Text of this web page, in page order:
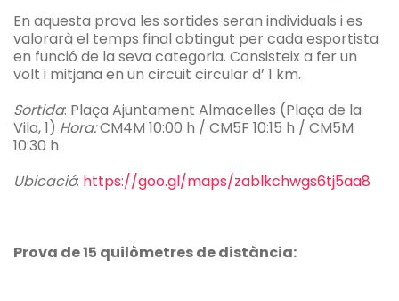
En aquesta prova les sortides seran individuals i es
valorarà el temps final obtingut per cada esportista
en funció de la seva categoria. Consisteix a fer un
volt i mitjana en un circuit circular d’ 1 km.
Sortida: Plaça Ajuntament Almacelles (Plaça de la
Vila, 1) Hora:CM4M 10:00 h / CM5F 10:15 h / CM5M
10:30 h
Ubicació: https://goo.gl/maps/zablkchwgs6tj5aa8
Prova de 15 quilòmetres de distància: